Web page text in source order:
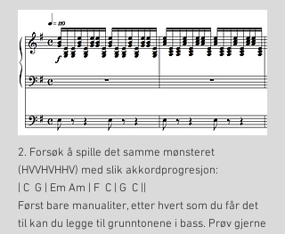
2. Forsøk å spille det samme mønsteret
(HVVHVHHV) med slik akkordprogresjon:
| C G | Em Am | F C | G C ||
Først bare manualiter, etter hvert som du får det
til kan du legge til grunntonene i bass. Prøv gjerne